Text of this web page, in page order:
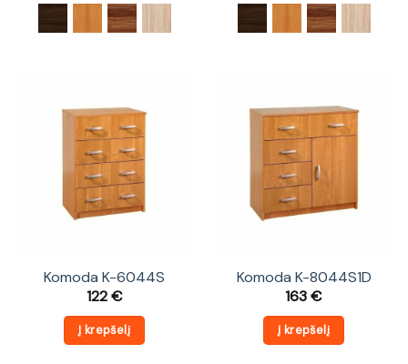
Komoda K-6044S
122€
Į krepšelį
Komoda K-8044S1D
163€
Į krepšelį